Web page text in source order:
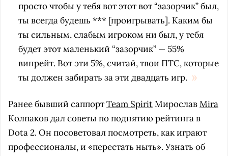
просто чтобы у тебя вот этот вот “зазорчик” был,
ты всегда будешь *** [проигрывать]. Каким бы
ты сильным, слабым игроком ни был, у тебя
будет этот маленький “зазорчик” — 55%
винрейт. Вот эти 5%,считай, твои ПТС, которые
ты должен забирать за эти двадцать игр.
Ранее бывший саппортTeam SpiritМирославMira
Колпаков дал советы по поднятию рейтинга в
Dota 2. Он посоветовал посмотреть, как играют
профессионалы, и «перестать ныть». Узнать об